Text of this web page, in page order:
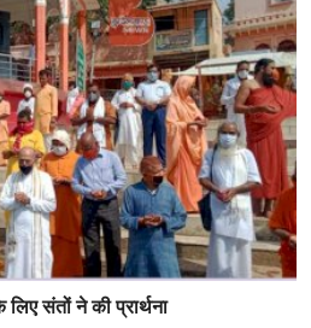
संतों ने की प्रार्थना